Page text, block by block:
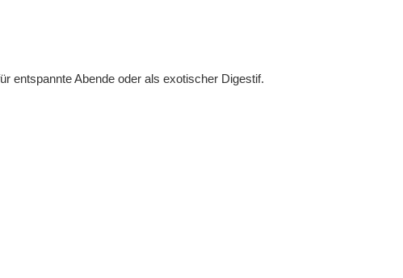
entspannte Abende oder als exotischer Digestif.